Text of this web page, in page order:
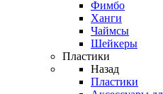
Фимбо
Ханги
Чаймсы
Шейкеры
Пластики
Назад
Пластики